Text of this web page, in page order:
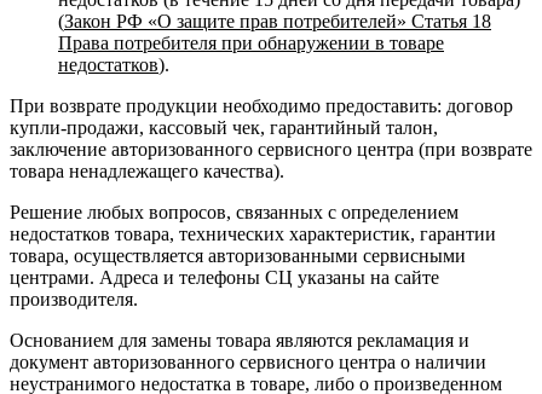
(Закон РФ «О защите прав потребителей» Статья 18
Права потребителя при обнаружении в товаре
недостатков).
При возврате продукции необходимо предоставить: договор
купли-продажи, кассовый чек, гарантийный талон,
заключение авторизованного сервисного центра (при возврате
товара ненадлежащего качества).
Решение любых вопросов, связанных с определением
недостатков товара, технических характеристик, гарантии
товара, осуществляется авторизованными сервисными
центрами. Адреса и телефоны СЦ указаны на сайте
производителя.
Основанием для замены товара являются рекламация и
документ авторизованного сервисного центра о наличии
неустранимого недостатка в товаре, либо о произведенном